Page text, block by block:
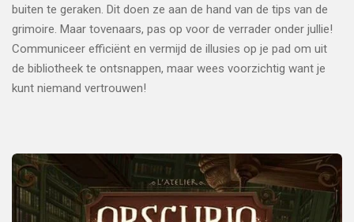
buiten te geraken. Dit doen ze aan de hand van de tips van de
grimoire. Maar tovenaars, pas op voor de verrader onder jullie!
Communiceer efficiënt en vermijd de illusies op je pad om uit
de bibliotheek te ontsnappen, maar wees voorzichtig want je
kunt niemand vertrouwen!